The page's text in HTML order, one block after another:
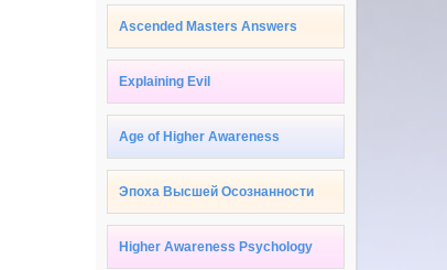
Ascended Masters Answers
Explaining Evil
Age of Higher Awareness
Эпоха Высшей Осознанности
Higher Awareness Psychology